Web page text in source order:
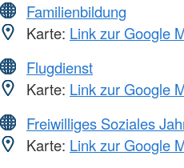
Familienbildung
Karte: Link zur Google
Flugdienst
Karte: Link zur Google
Freiwilliges Soziales
Karte: Link zur Google